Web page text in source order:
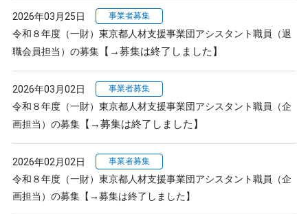
2026年03月25日 事業者募集
令和８年度（一財）東京都人材支援事業団アシスタント職員（退
職会員担当）の募集【→募集は終了しました】
2026年03月02日 事業者募集
令和８年度（一財）東京都人材支援事業団アシスタント職員（企
画担当）の募集【→募集は終了しました】
2026年02月02日 事業者募集
令和８年度（一財）東京都人材支援事業団アシスタント職員（企
画担当）の募集【→募集は終了しました】